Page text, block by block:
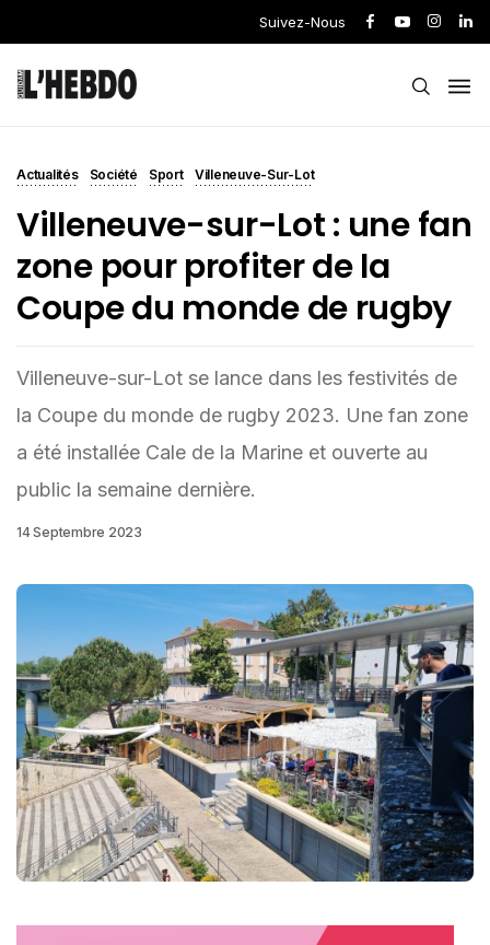
Suivez-Nous
Actualités Société Sport Villeneuve-Sur-Lot
Villeneuve-sur-Lot : une fan
zone pour profiter de la
Coupe du monde de rugby
Villeneuve-sur-Lot se lance dans les festivités de
la Coupe du monde de rugby 2023. Une fan zone
a été installée Cale de la Marine et ouverte au
public la semaine dernière.
14 Septembre 2023